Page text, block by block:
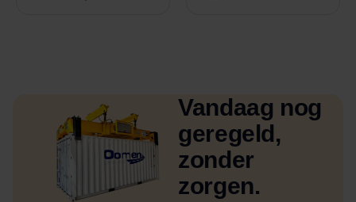
Vandaag nog
geregeld,
zonder
zorgen.